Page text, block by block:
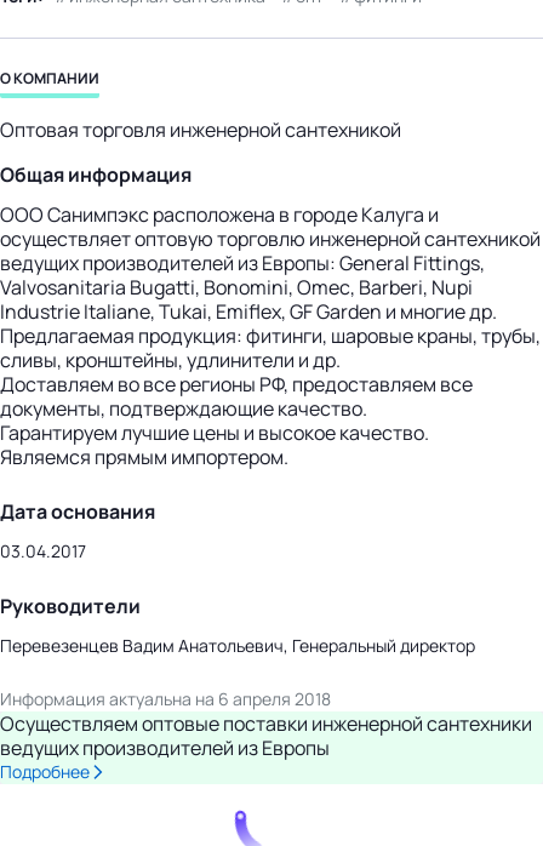
О КОМПАНИИ
Оптовая торговля инженерной сантехникой
Общая информация
ООО Санимпэкс расположена в городе Калуга и
осуществляет оптовую торговлю инженерной сантехникой
ведущих производителей из Европы: General Fittings,
Valvosanitaria Bugatti, Bonomini, Omec, Barberi, Nupi
Industrie Italiane, Tukai, Emiflex, GF Garden и многие др.
Предлагаемая продукция: фитинги, шаровые краны, трубы,
сливы, кронштейны, удлинители и др.
Доставляем во все регионы РФ, предоставляем все
документы, подтверждающие качество.
Гарантируем лучшие цены и высокое качество.
Являемся прямым импортером.
Дата основания
03.04.2017
Руководители
Перевезенцев Вадим Анатольевич, Генеральный директор
Информация актуальна на 6 апреля 2018
Осуществляем оптовые поставки инженерной сантехники
ведущих производителей из Европы
Подробнее